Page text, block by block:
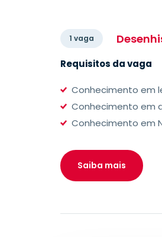
1 vaga
Requisitos da vaga
Conhecimento em
Conhecimento em
Conhecimento em
Saiba mais